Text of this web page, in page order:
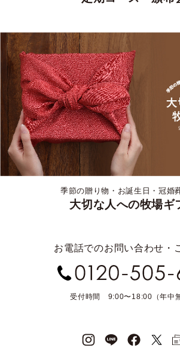
季節の贈り物・お誕生日・冠婚
大切な人への牧場ギ
お電話でのお問い合わせ・
受付時間 9:00〜18:00（年中無